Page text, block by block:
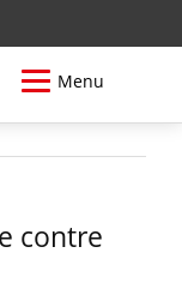
Menu
contre